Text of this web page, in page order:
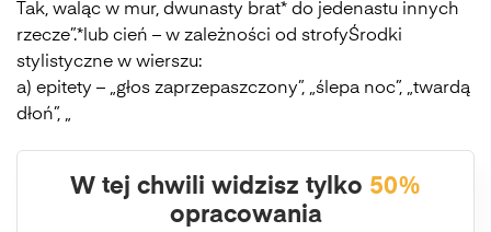
Tak, waląc w mur, dwunasty brat* do jedenastu innych
rzecze”.*lub cień – w zależności od strofyŚrodki
stylistyczne w wierszu:
a) epitety – „głos zaprzepaszczony”, „ślepa noc”, „twardą
dłoń”, „
W tej chwili widzisz tylko 50%
opracowania